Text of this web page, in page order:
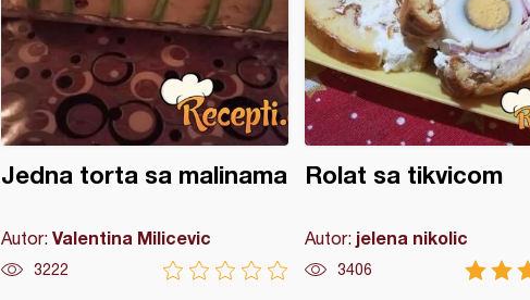
Jedna torta sa malinama
Autor: Valentina Milicevic
3222
Rolat sa tikvicom
Autor: jelena nikolic
3406